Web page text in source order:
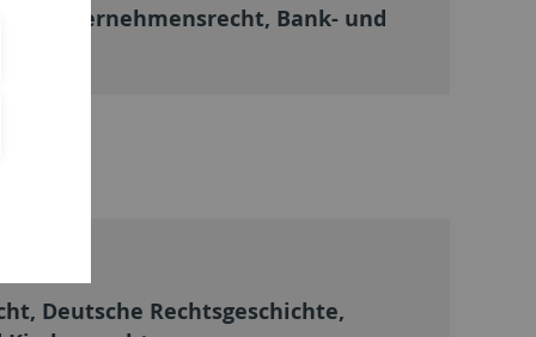
Unternehmensrecht, Bank- und
Deutsche Rechtsgeschichte,